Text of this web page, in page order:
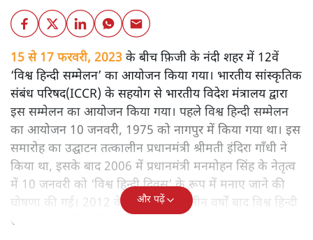
15 से 17 फरवरी, 2023 के बीच फ़िजी के नंदी शहर में 12वें
‘विश्व हिन्दी सम्मेलन’ का आयोजन किया गया। भारतीय सांस्कृतिक
संबंध परिषद(ICCR) के सहयोग से भारतीय विदेश मंत्रालय द्वारा
इस सम्मेलन का आयोजन किया गया। पहले विश्व हिन्दी सम्मेलन
का आयोजन 10 जनवरी, 1975 को नागपुर में किया गया था। इस
समारोह का उद्घाटन तत्कालीन प्रधानमंत्री श्रीमती इंदिरा गाँधी ने
किया था, इसके बाद 2006 में प्रधानमंत्री मनमोहन सिंह के नेतृत्व
में 10 जनवरी को ‘विश्व हिन्दी दिवस’ के रूप में मनाए जाने की
घोषणा की गई। 2012 के बाद से प्रत्येक तीन वर्षों बाद विश्व हिन्दी
सम्मेलन आयोजित किए जाने लगा।
और पढ़ें